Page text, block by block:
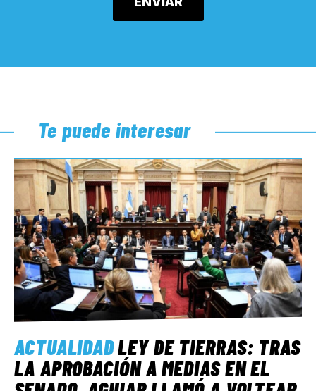
Te puede interesar
ACTUALIDADLEY DE TIERRAS: TRAS
LA APROBACIÓN A MEDIAS EN EL